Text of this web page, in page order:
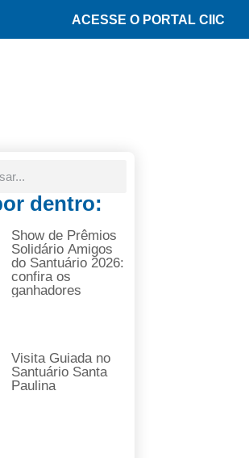
ACESSE O PORTAL CIIC
dentro:
Show de Prêmios
Solidário Amigos
do Santuário 2026:
confira os
ganhadores
Visita Guiada no
Santuário Santa
Paulina